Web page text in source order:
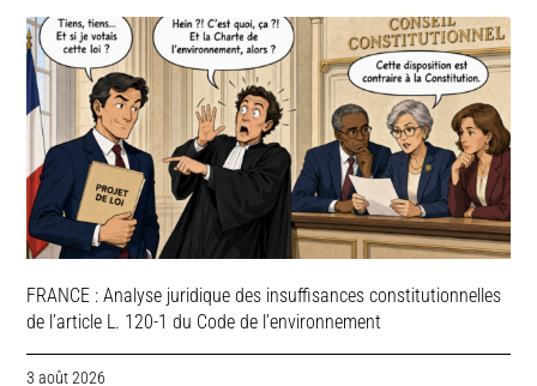
FRANCE : Analyse juridique des insuffisances constitutionnelles
de l’article L. 120-1 du Code de l’environnement
3 août 2026